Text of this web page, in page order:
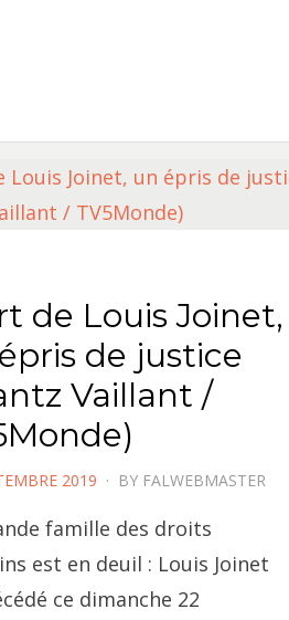
de Louis Joinet,
de justice
Vaillant /
2019 BY FALWEBMASTER
famille des droits
est en deuil : Louis Joinet
ce dimanche 22